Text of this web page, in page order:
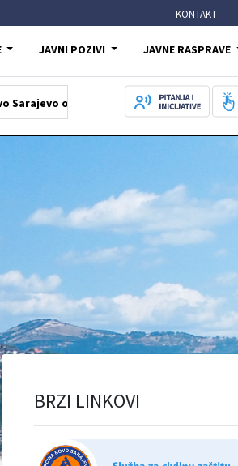
KONTAKT
JAVNI POZIVI JAVNE RASPRAVE
odala počast šehidima i poginulim borcima
BRZI LINKOVI